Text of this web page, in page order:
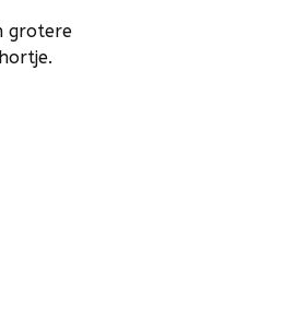
grotere